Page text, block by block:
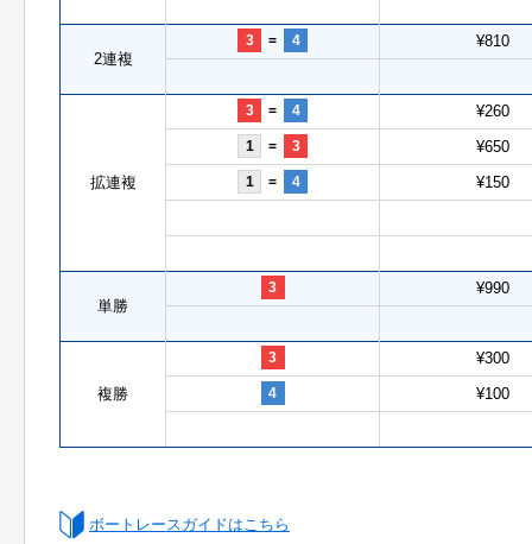
2連複
3 = 4 ¥810
拡連複
3 = 4 ¥260
1 = 3 ¥650
1 = 4 ¥150
単勝
3 ¥990
複勝
3 ¥300
4 ¥100
ボートレースガイドはこちら